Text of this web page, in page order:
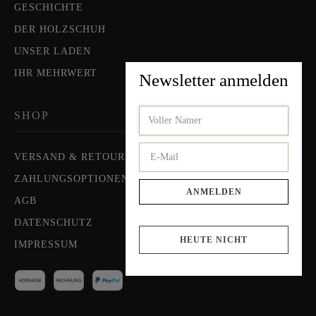
GESCHICHTE
DER HOLZSCHUH
UNSER LADEN
IHR MEHRWERT
SHOP
VERSAND & RETOUREN
ZAHLUNGSOPTIONEN
AGB
DATENSCHUTZ
IMPRESSUM
Newsletter anmelden
ANMELDEN
HEUTE NICHT